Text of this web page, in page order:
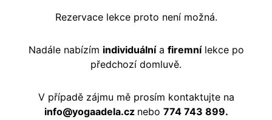
Rezervace lekce proto není možná.
Nadále nabízím individuálnía firemnílekce po
předchozí domluvě.
V případě zájmu mě prosím kontaktujte na
info@yogaadela.cz nebo 774 743 899.